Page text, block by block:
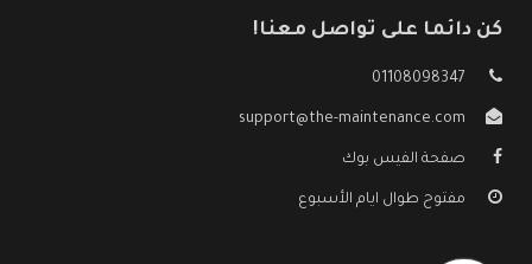
كن دائما على تواصل معنا!
01108098347
support@the-maintenance.com
صفحة الفيس بوك
مفتوح طوال ايام الأسبوع